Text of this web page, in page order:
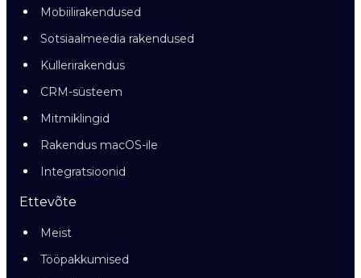
Mobiilirakendused
Sotsiaalmeedia rakendused
Kullerirakendus
CRM-süsteem
Mitmiklingid
Rakendus macOS-ile
Integratsioonid
Ettevõte
Meist
Tööpakkumised